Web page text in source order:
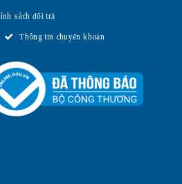
sách đổi trả
Thông tin chuyển khoản